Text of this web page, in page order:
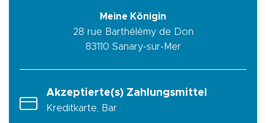
Meine Königin
28 rue Barthélémy de Don
83110 Sanary-sur-Mer
Akzeptierte(s) Zahlungsmittel
Kreditkarte, Bar